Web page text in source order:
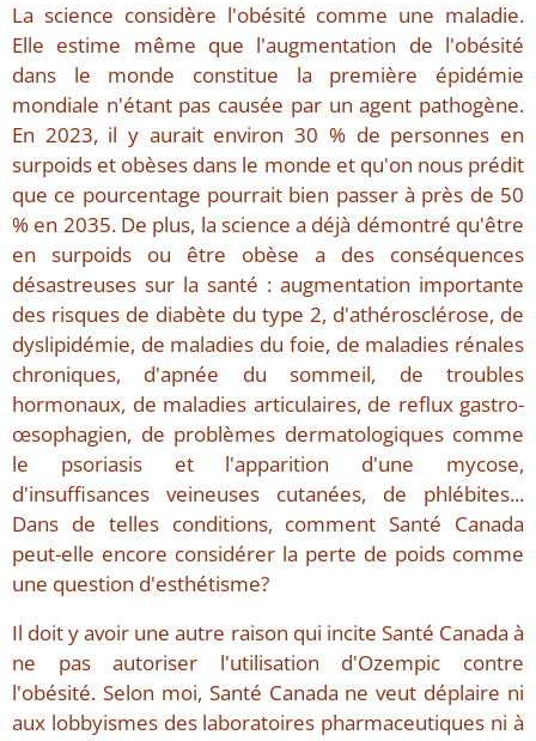
La science considère l'obésité comme une maladie.
Elle estime même que l'augmentation de l'obésité
dans le monde constitue la première épidémie
mondiale n'étant pas causée par un agent pathogène.
En 2023, il y aurait environ 30 % de personnes en
surpoids et obèses dans le monde et qu'on nous prédit
que ce pourcentage pourrait bien passer à près de 50
% en 2035. De plus, la science a déjà démontré qu'être
en surpoids ou être obèse a des conséquences
désastreuses sur la santé : augmentation importante
des risques de diabète du type 2, d'athérosclérose, de
dyslipidémie, de maladies du foie, de maladies rénales
chroniques, d'apnée du sommeil, de troubles
hormonaux, de maladies articulaires, de reflux gastro-
œsophagien, de problèmes dermatologiques comme
le psoriasis et l'apparition d'une mycose,
d'insuffisances veineuses cutanées, de phlébites...
Dans de telles conditions, comment Santé Canada
peut-elle encore considérer la perte de poids comme
une question d'esthétisme?
Il doit y avoir une autre raison qui incite Santé Canada à
ne pas autoriser l'utilisation d'Ozempic contre
l'obésité. Selon moi, Santé Canada ne veut déplaire ni
aux lobbyismes des laboratoires pharmaceutiques ni à